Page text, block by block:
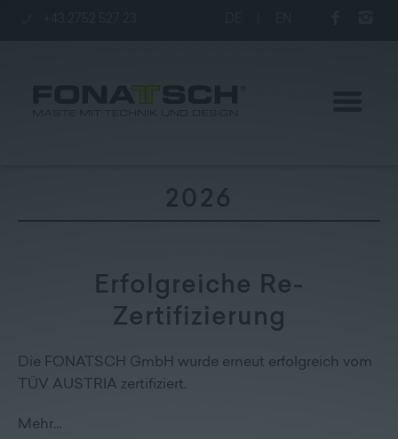
Unternehmen
2026
Erfolgreiche Re-
Zertifizierung
Die FONATSCH GmbH wurde erneut erfolgreich vom
TÜV AUSTRIA zertifiziert.
Mehr…